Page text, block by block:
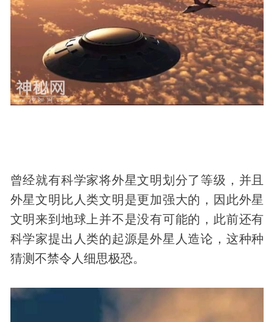
曾经就有科学家将外星文明划分了等级，并且
外星文明比人类文明是更加强大的，因此外星
文明来到地球上并不是没有可能的，此前还有
科学家提出人类的起源是外星人造论，这种种
猜测不禁令人细思极恐。